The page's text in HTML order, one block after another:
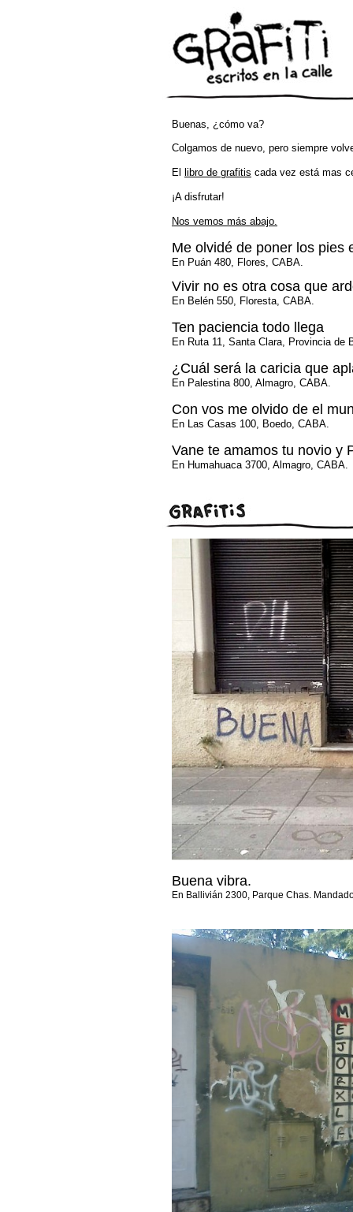
Buenas, ¿cómo va?
Colgamos de nuevo, pero siempre
El libro de grafitis cada vez está mas
¡A disfrutar!
Nos vemos más abajo.
Me olvidé de poner los pies
En Puán 480, Flores, CABA.
Vivir no es otra cosa que
En Belén 550, Floresta, CABA.
Ten paciencia todo llega
En Ruta 11, Santa Clara, Provincia de
¿Cuál será la caricia que
En Palestina 800, Almagro, CABA.
Con vos me olvido de el
En Las Casas 100, Boedo, CABA.
Vane te amamos tu novio y
En Humahuaca 3700, Almagro, CABA.
Buena vibra.
En Ballivián 2300, Parque Chas.